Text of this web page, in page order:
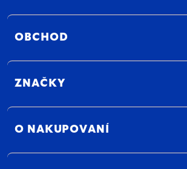
OBCHOD
ZNAČKY
O NAKUPOVANÍ